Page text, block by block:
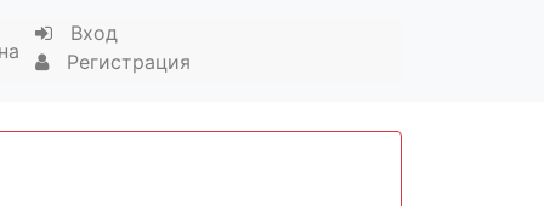
Вход
Регистрация